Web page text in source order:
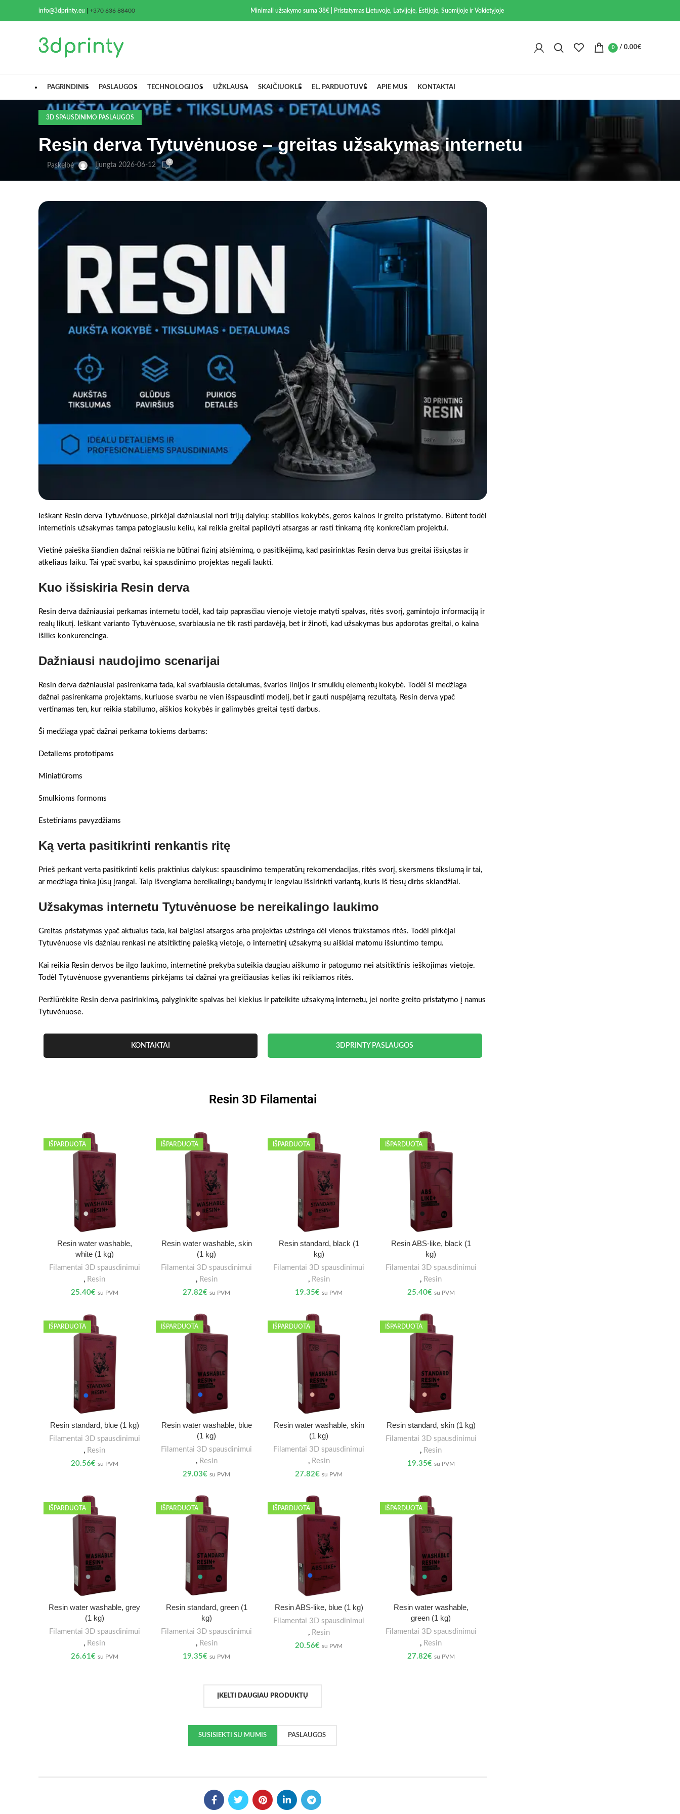
info@3dprinty.eu +370 636 88400 Minimali užsakymo suma 38€ | Pristatymas Lietuvoje, Latvijoje, Estijoje, Suomijoje ir Vokietyjoje
0 / 0.00€
PAGRINDINIS PASLAUGOS TECHNOLOGIJOS UŽKLAUSA SKAIČIUOKLĖ EL. PARDUOTUVĖ APIE MUS KONTAKTAI
3D SPAUSDINIMO PASLAUGOS
Resin derva Tytuvėnuose – greitas užsakymas internetu
Paskelbė Įjungta 2026-06-12 0
Ieškant Resin derva Tytuvėnuose, pirkėjai dažniausiai nori trijų dalykų: stabilios kokybės, geros kainos ir greito pristatymo. Būtent todėl
internetinis užsakymas tampa patogiausiu keliu, kai reikia greitai papildyti atsargas ar rasti tinkamą ritę konkrečiam projektui.
Vietinė paieška šiandien dažnai reiškia ne būtinai fizinį atsiėmimą, o pasitikėjimą, kad pasirinktas Resin derva bus greitai išsiųstas ir
atkeliaus laiku. Tai ypač svarbu, kai spausdinimo projektas negali laukti.
Kuo išsiskiria Resin derva
Resin derva dažniausiai perkamas internetu todėl, kad taip paprasčiau vienoje vietoje matyti spalvas, ritės svorį, gamintojo informaciją ir
realų likutį. Ieškant varianto Tytuvėnuose, svarbiausia ne tik rasti pardavėją, bet ir žinoti, kad užsakymas bus apdorotas greitai, o kaina
išliks konkurencinga.
Dažniausi naudojimo scenarijai
Resin derva dažniausiai pasirenkama tada, kai svarbiausia detalumas, švarios linijos ir smulkių elementų kokybė. Todėl ši medžiaga
dažnai pasirenkama projektams, kuriuose svarbu ne vien išspausdinti modelį, bet ir gauti nuspėjamą rezultatą. Resin derva ypač
vertinamas ten, kur reikia stabilumo, aiškios kokybės ir galimybės greitai tęsti darbus.
Ši medžiaga ypač dažnai perkama tokiems darbams:
Detaliems prototipams
Miniatiūroms
Smulkioms formoms
Estetiniams pavyzdžiams
Ką verta pasitikrinti renkantis ritę
Prieš perkant verta pasitikrinti kelis praktinius dalykus: spausdinimo temperatūrų rekomendacijas, ritės svorį, skersmens tikslumą ir tai,
ar medžiaga tinka jūsų įrangai. Taip išvengiama bereikalingų bandymų ir lengviau išsirinkti variantą, kuris iš tiesų dirbs sklandžiai.
Užsakymas internetu Tytuvėnuose be nereikalingo laukimo
Greitas pristatymas ypač aktualus tada, kai baigiasi atsargos arba projektas užstringa dėl vienos trūkstamos ritės. Todėl pirkėjai
Tytuvėnuose vis dažniau renkasi ne atsitiktinę paiešką vietoje, o internetinį užsakymą su aiškiai matomu išsiuntimo tempu.
Kai reikia Resin dervos be ilgo laukimo, internetinė prekyba suteikia daugiau aiškumo ir patogumo nei atsitiktinis ieškojimas vietoje.
Todėl Tytuvėnuose gyvenantiems pirkėjams tai dažnai yra greičiausias kelias iki reikiamos ritės.
Peržiūrėkite Resin derva pasirinkimą, palyginkite spalvas bei kiekius ir pateikite užsakymą internetu, jei norite greito pristatymo į namus
Tytuvėnuose.
KONTAKTAI 3DPRINTY PASLAUGOS
Resin 3D Filamentai
IŠPARDUOTA
Resin water washable,
white (1 kg)
Filamentai 3D spausdinimui
, Resin
25.40€ su PVM
IŠPARDUOTA
Resin water washable, skin
(1 kg)
Filamentai 3D spausdinimui
, Resin
27.82€ su PVM
IŠPARDUOTA
Resin standard, black (1
kg)
Filamentai 3D spausdinimui
, Resin
19.35€ su PVM
IŠPARDUOTA
Resin ABS-like, black (1
kg)
Filamentai 3D spausdinimui
, Resin
25.40€ su PVM
IŠPARDUOTA
Resin standard, blue (1 kg)
Filamentai 3D spausdinimui
, Resin
20.56€ su PVM
IŠPARDUOTA
Resin water washable, blue
(1 kg)
Filamentai 3D spausdinimui
, Resin
29.03€ su PVM
IŠPARDUOTA
Resin water washable, skin
(1 kg)
Filamentai 3D spausdinimui
, Resin
27.82€ su PVM
IŠPARDUOTA
Resin standard, skin (1 kg)
Filamentai 3D spausdinimui
, Resin
19.35€ su PVM
IŠPARDUOTA
Resin water washable, grey
(1 kg)
Filamentai 3D spausdinimui
, Resin
26.61€ su PVM
IŠPARDUOTA
Resin standard, green (1
kg)
Filamentai 3D spausdinimui
, Resin
19.35€ su PVM
IŠPARDUOTA
Resin ABS-like, blue (1 kg)
Filamentai 3D spausdinimui
, Resin
20.56€ su PVM
IŠPARDUOTA
Resin water washable,
green (1 kg)
Filamentai 3D spausdinimui
, Resin
27.82€ su PVM
ĮKELTI DAUGIAU PRODUKTŲ
SUSISIEKTI SU MUMIS PASLAUGOS